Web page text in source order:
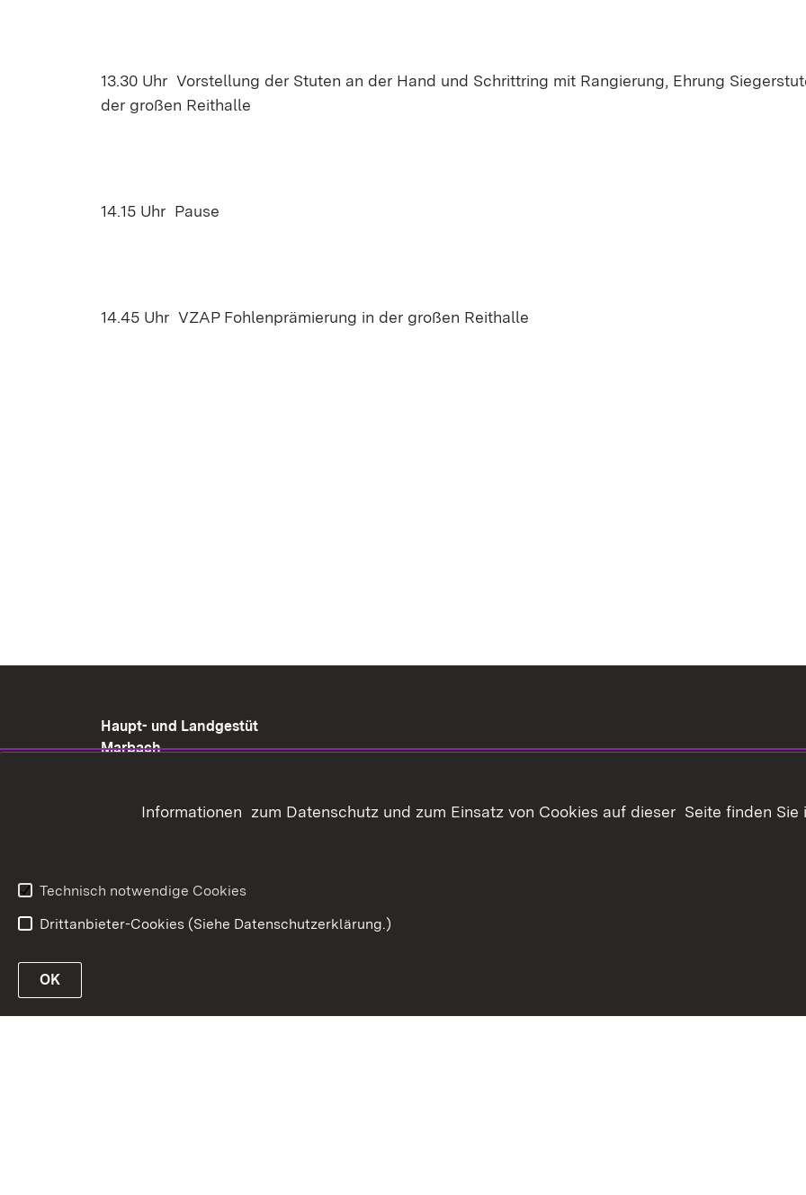
13.30 Uhr Vorstellung der Stuten an der Hand und Schrittring mit Rangierung, Ehrung
der großen Reithalle
14.15 Uhr Pause
14.45 Uhr VZAP Fohlenprämierung in der großen Reithalle
Haupt- und Landgestüt
Marbach
MarbachInformationen zum Datenschutz und zum Einsatz von Cookies auf dieser Seite finden
Technisch notwendige Cookies
Drittanbieter-Cookies (Siehe Datenschutzerklärung.)
OK